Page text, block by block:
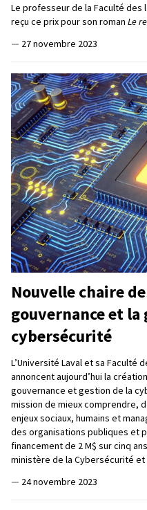
Le professeur de la Faculté
reçu ce prix pour son roman Le
— 27 novembre 2023
Nouvelle chaire
gouvernance et la
cybersécurité
L’Université Laval et sa Faculté
annoncent aujourd’hui la
gouvernance et gestion de la
mission de mieux comprendre,
enjeux sociaux, humains et
des organisations publiques et
financement de 2 M$ sur cinq
ministère de la Cybersécurité
— 24 novembre 2023